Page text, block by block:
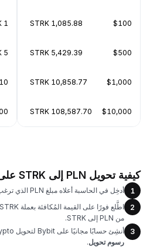
$100
1,085.88 STRK
$500
5,429.39 STRK
$1,000
10,858.77 STRK
$10,000
108,587.70 STRK
1 STRK
5 STRK
10 STRK
كيفية تحويل PLN إلى STRK على Bybit
1
أدخِل في الحاسبة أعلاه مبلغ PLN الذي ترغب في تحويله إلى STRK.
2
من PLN إلى STRK.
3
أنشِئ حسابًا مجانيًا على Bybit لتحويل crypto أو شرائها أو بيعها أو تداوُلها
رسوم تحويل.